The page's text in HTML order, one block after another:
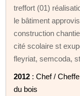
treffort (01)
le bâtiment
construction
cité scolaire st
fleyriat, semcoda,
2012 : Chef /
du bois